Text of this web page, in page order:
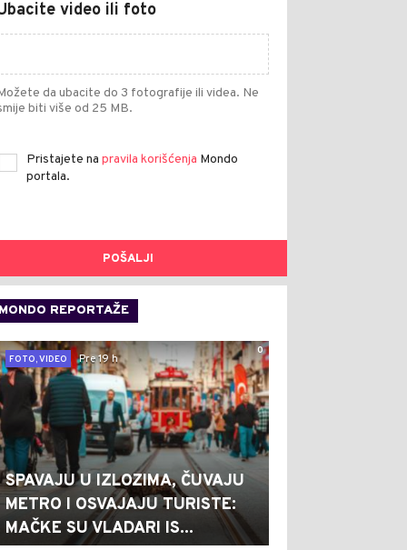
video ili foto
da ubacite do 3 fotografije ili videa. Ne
biti više od 25 MB.
Pristajete na pravila korišćenja Mondo
portala.
POŠALJI
MONDO REPORTAŽE
0
FOTO, VIDEO
Pre 19 h
SPAVAJU U IZLOZIMA, ČUVAJU
METRO I OSVAJAJU TURISTE:
MAČKE SU VLADARI IS...